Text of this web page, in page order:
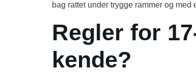
bag rattet under trygge rammer og
Regler for
kende?